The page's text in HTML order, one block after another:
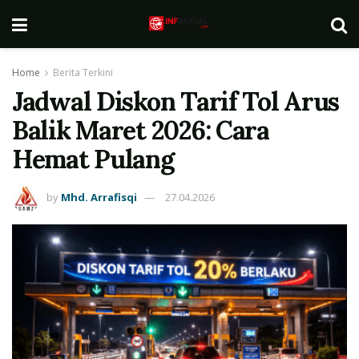
Home Berita Terkini
Jadwal Diskon Tarif Tol Arus
Balik Maret 2026: Cara
Hemat Pulang
by Mhd. Arrafisqi 27.04.2026